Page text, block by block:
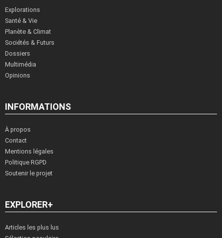
Explorations
Santé & Vie
Planète & Climat
Sociétés & Futurs
Dossiers
Multimédia
Opinions
INFORMATIONS
À propos
Contact
Mentions légales
Politique RGPD
Soutenir le projet
EXPLORER+
Articles les plus lus